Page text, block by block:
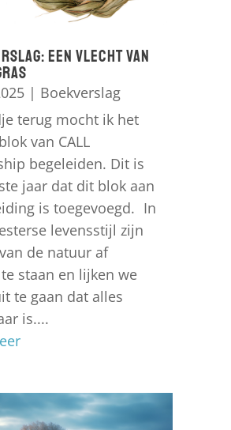
Een vlecht van
| Boekverslag
terug mocht ik het
van CALL
begeleiden. Dit is
jaar dat dit blok aan
is toegevoegd. In
levensstijl zijn
de natuur af
staan en lijken we
te gaan dat alles
is....